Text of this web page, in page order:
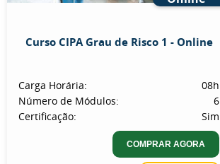
Curso CIPA Grau de Risco 1 - Online
Carga Horária:
08h
Número de Módulos:
6
Certificação:
Sim
COMPRAR AGORA